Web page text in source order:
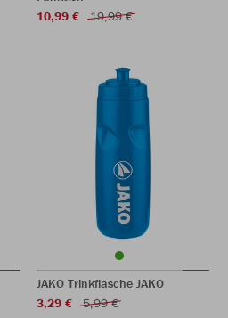
10,99 €
19,99 €
JAKO Trinkflasche JAKO
3,29 €
5,99 €